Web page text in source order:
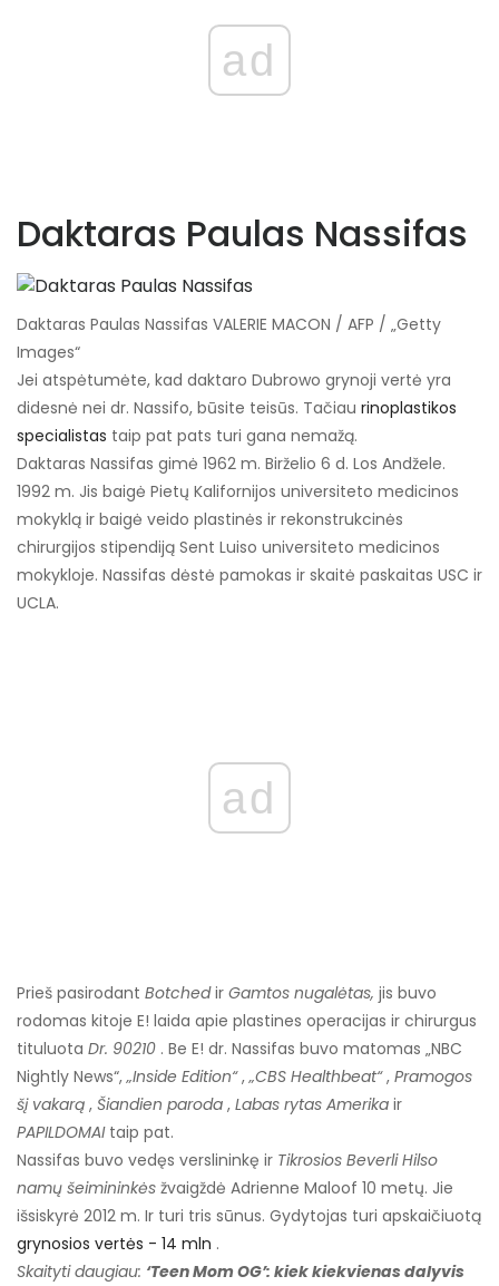
ad
Daktaras Paulas Nassifas
Daktaras Paulas Nassifas VALERIE MACON / AFP / „Getty
Images“
Jei atspėtumėte, kad daktaro Dubrowo grynoji vertė yra
didesnė nei dr. Nassifo, būsite teisūs. Tačiau rinoplastikos
specialistas taip pat pats turi gana nemažą.
Daktaras Nassifas gimė 1962 m. Birželio 6 d. Los Andžele.
1992 m. Jis baigė Pietų Kalifornijos universiteto medicinos
mokyklą ir baigė veido plastinės ir rekonstrukcinės
chirurgijos stipendiją Sent Luiso universiteto medicinos
mokykloje. Nassifas dėstė pamokas ir skaitė paskaitas USC ir
UCLA.
ad
Prieš pasirodant Botchedir Gamtos nugalėtas, jis buvo
rodomas kitoje E! laida apie plastines operacijas ir chirurgus
tituluota Dr. 90210 . Be E! dr. Nassifas buvo matomas „NBC
Nightly News“,„Inside Edition“,„CBS Healthbeat“, Pramogos
šį vakarą , Šiandien paroda , Labas rytas Amerika ir
PAPILDOMAItaip pat.
Nassifas buvo vedęs verslininkę ir Tikrosios Beverli Hilso
namų šeimininkės žvaigždė Adrienne Maloof 10 metų. Jie
išsiskyrė 2012 m. Ir turi tris sūnus. Gydytojas turi apskaičiuotą
grynosios vertės - 14 mln .
Skaityti daugiau: ‘Teen Mom OG’: kiek kiekvienas dalyvis